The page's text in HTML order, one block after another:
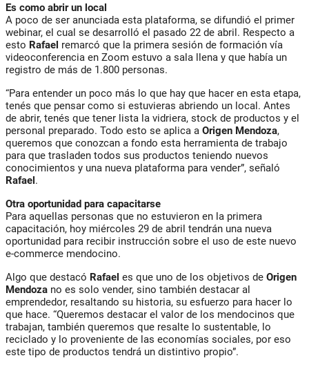
Es como abrir un local
A poco de ser anunciada esta plataforma, se difundió el primer
webinar, el cual se desarrolló el pasado 22 de abril. Respecto a
esto Rafael remarcó que la primera sesión de formación vía
videoconferencia en Zoom estuvo a sala llena y que había un
registro de más de 1.800 personas.
“Para entender un poco más lo que hay que hacer en esta etapa,
tenés que pensar como si estuvieras abriendo un local. Antes
de abrir, tenés que tener lista la vidriera, stock de productos y el
personal preparado. Todo esto se aplica a Origen Mendoza,
queremos que conozcan a fondo esta herramienta de trabajo
para que trasladen todos sus productos teniendo nuevos
conocimientos y una nueva plataforma para vender”, señaló
Rafael.
Otra oportunidad para capacitarse
Para aquellas personas que no estuvieron en la primera
capacitación, hoy miércoles 29 de abril tendrán una nueva
oportunidad para recibir instrucción sobre el uso de este nuevo
e-commerce mendocino.
Algo que destacó Rafael es que uno de los objetivos de Origen
Mendoza no es solo vender, sino también destacar al
emprendedor, resaltando su historia, su esfuerzo para hacer lo
que hace. “Queremos destacar el valor de los mendocinos que
trabajan, también queremos que resalte lo sustentable, lo
reciclado y lo proveniente de las economías sociales, por eso
este tipo de productos tendrá un distintivo propio”.